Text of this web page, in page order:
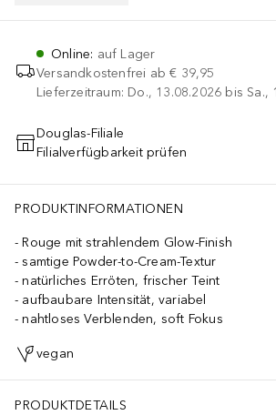
Online: auf Lager
Versandkostenfrei ab € 39,95
Lieferzeitraum: Do., 13.08.2026 bis Sa.,
IN DEN WARENKORB
Douglas-Filiale
Filialverfügbarkeit prüfen
PRODUKTINFORMATIONEN
Rouge mit strahlendem Glow-Finish
samtige Powder-to-Cream-Textur
natürliches Erröten, frischer Teint
aufbaubare Intensität, variabel
nahtloses Verblenden, soft Fokus
vegan
PRODUKTDETAILS